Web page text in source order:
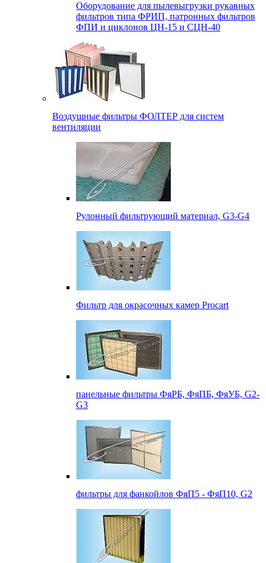
Оборудование для пылевыгрузки рукавных
фильтров типа ФРИП, патронных фильтров
ФПИ и циклонов ЦН-15 и СЦН-40
Воздушные фильтры ФОЛТЕР для систем
вентиляции
Рулонный фильтрующий материал, G3-G4
Фильтр для окрасочных камер Procart
панельные фильтры ФяРБ, ФяПБ, ФяУБ, G2-
G3
фильтры для фанкойлов ФяП5 - ФяП10, G2